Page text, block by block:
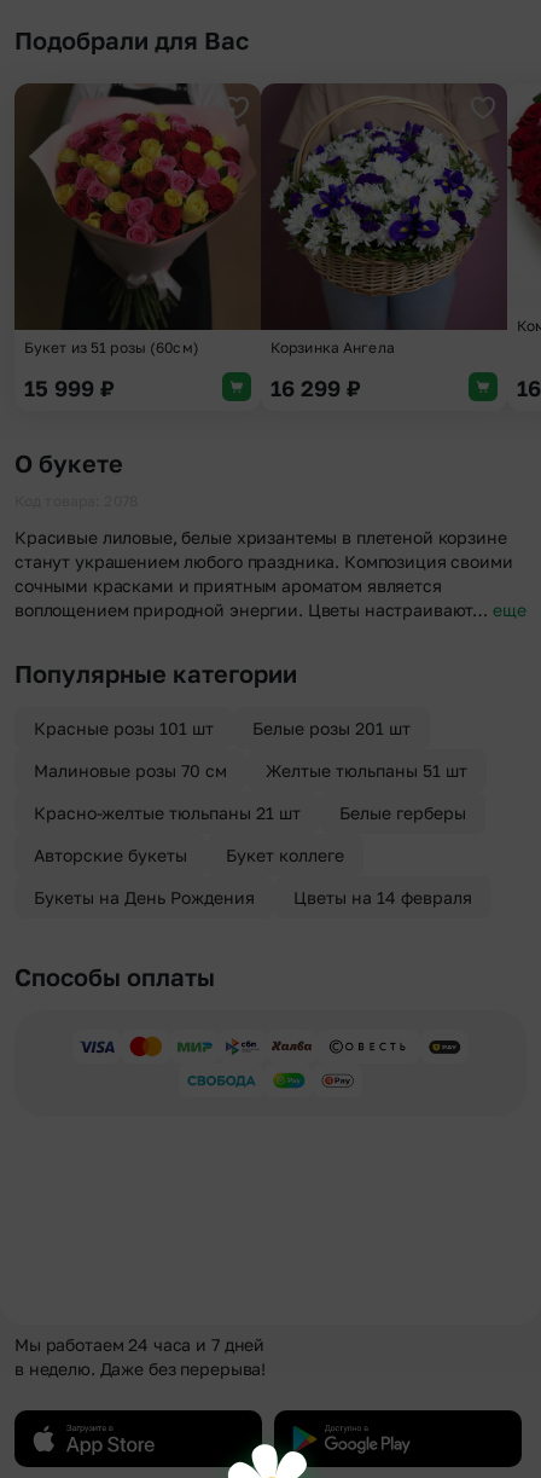
Подобрали для Вас
Добавить в избранное
Букет из 51 розы (60см)
15 999 ₽
Корзинка Ангела
16 299 ₽
О букете
Красивые лиловые, белые хризантемы в плетеной корзине
станут украшением любого праздника. Композиция своими
сочными красками и приятным ароматом является
воплощением природной энергии. Цветы настраивают… еще
Популярные категории
Красные розы 101 шт Белые розы 201 шт
Малиновые розы 70 см Желтые тюльпаны 51 шт
Красно-желтые тюльпаны 21 шт Белые герберы
Авторские букеты Букет коллеге
Букеты на День Рождения Цветы на 14 февраля
Способы оплаты
Мы работаем 24 часа и 7 дней
в неделю. Даже без перерыва!